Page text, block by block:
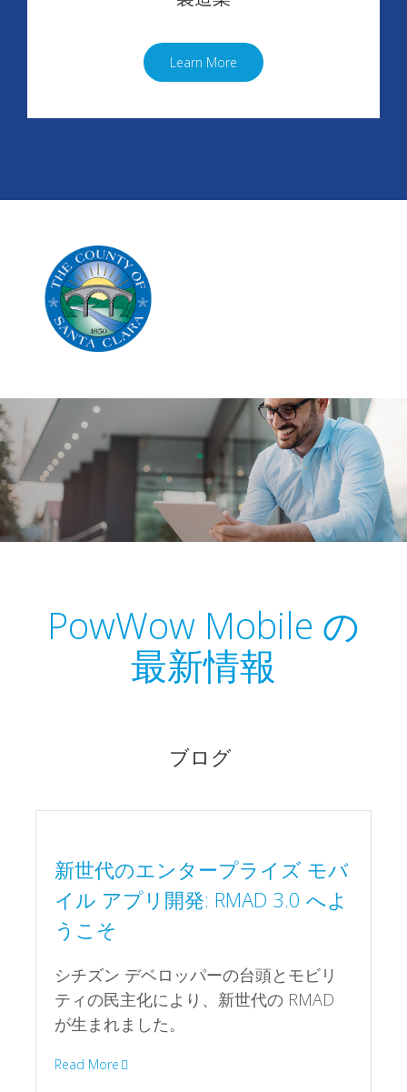
Learn More
PowWow Mobile の
ブログ
イル アプリ開発: RMAD 3.0 へよ
シチズン デベロッパーの台頭とモビリ
ティの民主化により、新世代の RMAD
が生まれました。
Read More